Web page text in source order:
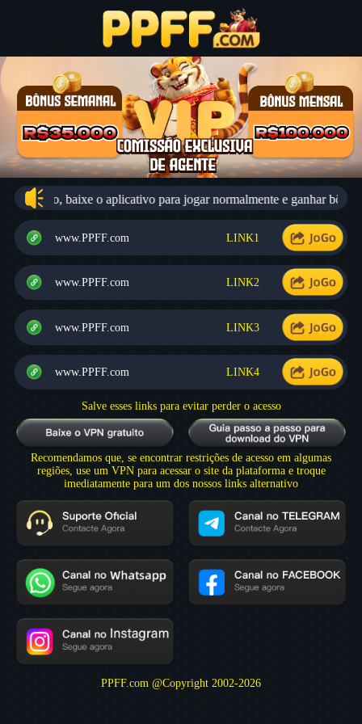
usuário, baixe o aplicativo para jogar normalmente e ganhar bônus
www.PPFF.com LINK1
www.PPFF.com LINK2
www.PPFF.com LINK3
www.PPFF.com LINK4
Salve esses links para evitar perder o acesso
Recomendamos que, se encontrar restrições de acesso em algumas
regiões, use um VPN para acessar o site da plataforma e troque
imediatamente para um dos nossos links alternativo
PPFF.com @Copyright 2002-2026